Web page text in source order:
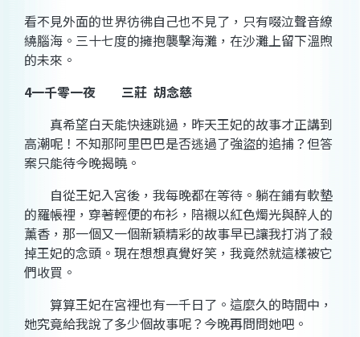
看不見外面的世界彷彿自己也不見了，只有啜泣聲音繚
繞腦海。三十七度的擁抱襲擊海灘，在沙灘上留下溫煦
的未來。
4一千零一夜 三莊 胡念慈
真希望白天能快速跳過，昨天王妃的故事才正講到
高潮呢！不知那阿里巴巴是否逃過了強盜的追捕？但答
案只能待今晚揭曉。
自從王妃入宮後，我每晚都在等待。躺在鋪有軟墊
的羅帳裡，穿著輕便的布衫 ，陪襯以紅色燭光與醉人的
薰香 ，那一個又一個新穎精彩的故事早已讓我打消了殺
掉王妃的念頭。現在想想真覺好笑，我竟然就這樣被它
們收買。
算算王妃在宮裡也有一千日了。這麼久的時間中，
她究竟給我說了多少個故事呢？今晚再問問她吧。